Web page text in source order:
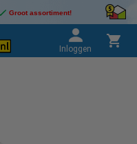
Groot assortiment!
Inloggen